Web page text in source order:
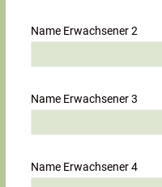
Name Erwachsener 2
Name Erwachsener 3
Name Erwachsener 4